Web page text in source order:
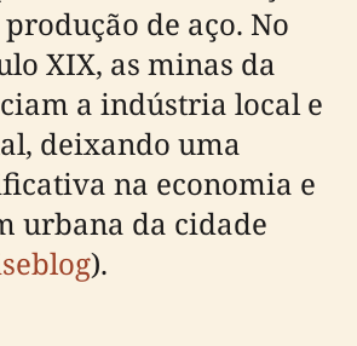
de aço. No
XIX, as minas da
a indústria local e
deixando uma
na economia e
urbana da cidade
).